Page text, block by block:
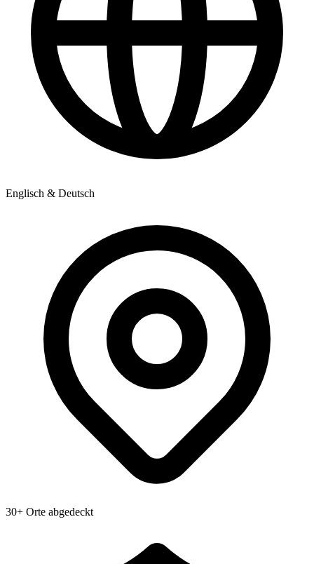
Englisch & Deutsch
30+ Orte abgedeckt